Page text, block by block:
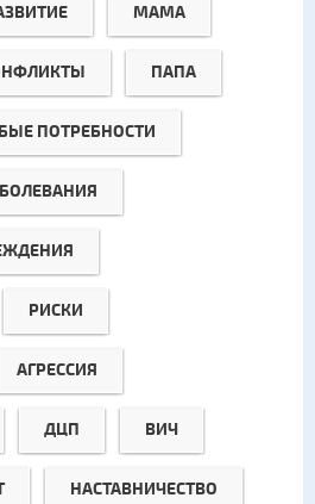
МАМА
ПАПА
ПОТРЕБНОСТИ
РИСКИ
АГРЕССИЯ
ДЦП ВИЧ
НАСТАВНИЧЕСТВО